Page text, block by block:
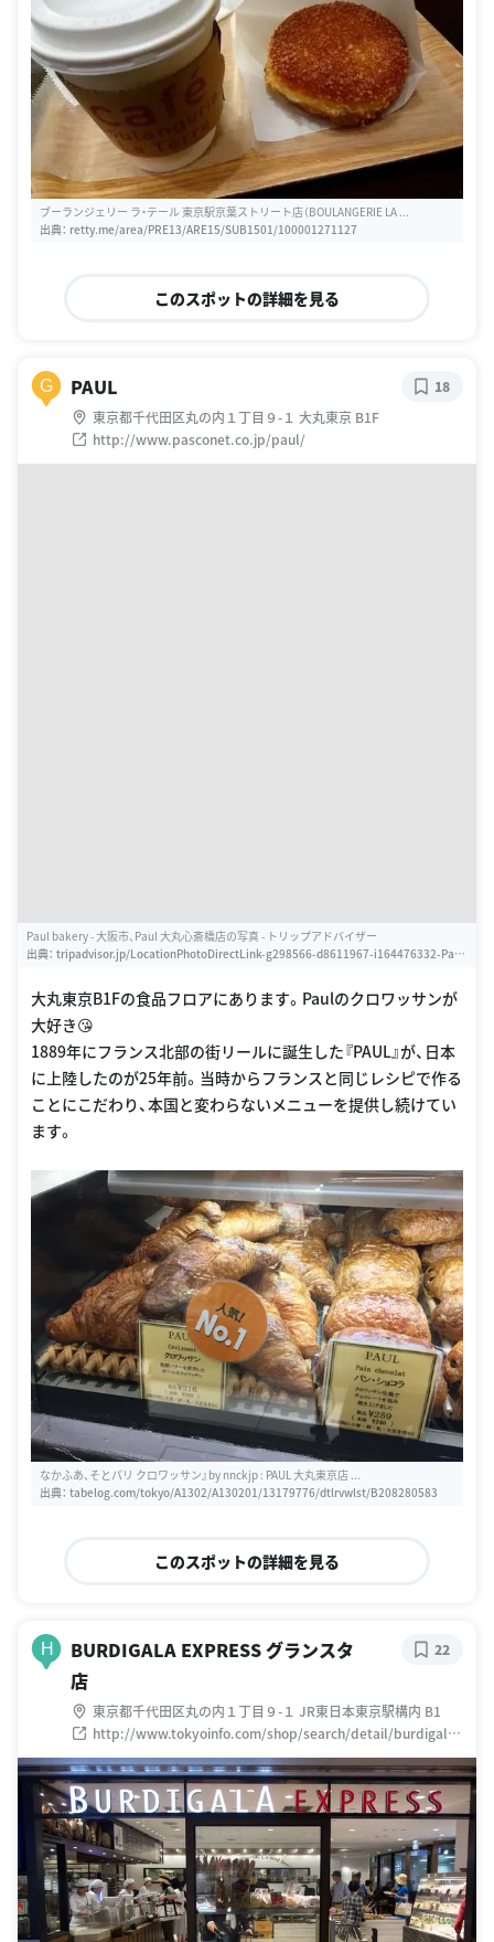
ブーランジェリー ラ・テール 東京駅京葉ストリート店（BOULANGERIE LA ...
出典： retty.me/area/PRE13/ARE15/SUB1501/100001271127
このスポットの詳細を見る
G PAUL
東京都千代田区丸の内１丁目９-１ 大丸東京 B1F
http://www.pasconet.co.jp/paul/
18
Paul bakery - 大阪市、Paul 大丸心斎橋店の写真 - トリップアドバイザー
出典： tripadvisor.jp/LocationPhotoDirectLink-g298566-d8611967-i164476332-Paul
大丸東京B1Fの食品フロアにあります。Paulのクロワッサンが
大好き😘
1889年にフランス北部の街リールに誕生した『PAUL』が、日本
に上陸したのが25年前。当時からフランスと同じレシピで作る
ことにこだわり、本国と変わらないメニューを提供し続けてい
ます。
なかふあ、そとパリ クロワッサン』by nnckjp : PAUL 大丸東京店 ...
出典： tabelog.com/tokyo/A1302/A130201/13179776/dtlrvwlst/B208280583
このスポットの詳細を見る
H
BURDIGALA EXPRESS グランスタ
店
東京都千代田区丸の内１丁目９-１ JR東日本東京駅構内 B1
http://www.tokyoinfo.com/shop/search/detail/burdigalae
xpress.html
22